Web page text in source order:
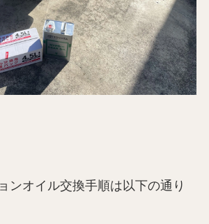
ンオイル交換手順は以下の通り